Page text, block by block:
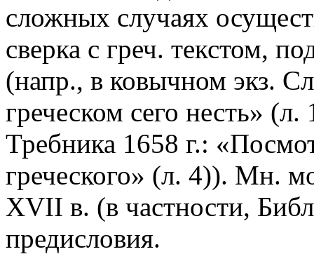
сложных случаях
сверка с греч. текстом,
(напр., в ковычном экз.
греческом сего несть»
Требника 1658 г.:
греческого» (л. 4)). Мн.
XVII в. (в частности,
предисловия.